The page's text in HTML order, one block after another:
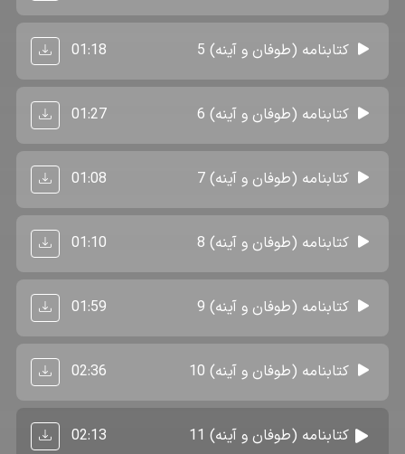
کتابنامه (طوفان و آینه) 5 01:18
کتابنامه (طوفان و آینه) 6 01:27
کتابنامه (طوفان و آینه) 7 01:08
کتابنامه (طوفان و آینه) 8 01:10
کتابنامه (طوفان و آینه) 9 01:59
کتابنامه (طوفان و آینه) 10 02:36
کتابنامه (طوفان و آینه) 11 02:13